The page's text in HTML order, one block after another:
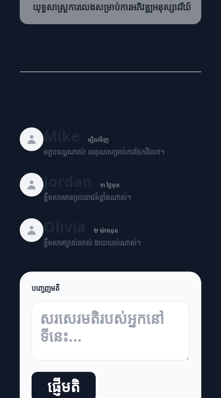
យុទ្ធសាស្ត្រការលេងសម្រាប់ការអភិវឌ្ឍអនុស្សាវរីយ៍
ម្សិលមិញ
អត្ថបទល្អណាស់! អរគុណសម្រាប់ការចែករំលែក។
៣ ថ្ងៃមុន
ខ្លឹមសារមានប្រយោជន៍ខ្លាំងណាស់។
២ ម៉ោងមុន
ខ្លឹមសារច្បាស់លាស់ ងាយយល់ណាស់។
បញ្ចេញមតិ
ផ្ញើមតិ